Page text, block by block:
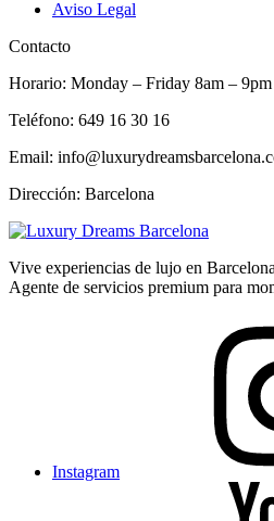
Aviso Legal
Contacto
Horario: Monday – Friday 8am – 9pm
Teléfono: 649 16 30 16
Email:
Dirección: Barcelona
Vive experiencias de lujo en
Agente de servicios premium para
Instagram